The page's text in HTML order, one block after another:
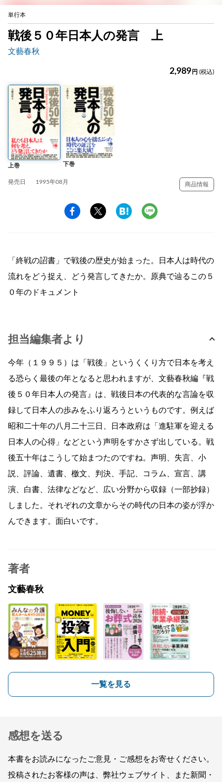
単行本
戦後５０年日本人の発言 上
文藝春秋
2,989 円 (税込)
上巻 下巻
発売日 1995年08月 商品情報
「終戦の詔書」で戦後の歴史が始まった。日本人は時代の
流れをどう捉え、どう発言してきたか。原典で辿るこの５
０年のドキュメント
担当編集者より
今年（１９９５）は「戦後」というくくり方で日本を考え
る恐らく最後の年となると思われますが、文藝春秋編『戦
後５０年日本人の発言』は、戦後日本の代表的な言論を収
録して日本人の歩みをふり返ろうというものです。例えば
昭和二十年の八月二十三日、日本政府は「進駐軍を迎える
日本人の心得」などという声明をすかさず出している。戦
後五十年はこうして始まつたのですね。声明、失言、小
説、評論、遺書、檄文、判決、手記、コラム、宣言、講
演、白書、法律などなど、広い分野から収録（一部抄録）
しました。それぞれの文章からその時代の日本の姿が浮か
んできます。面白いです。
著者
文藝春秋
一覧を見る
感想を送る
本書をお読みになったご意見・ご感想をお寄せください。
投稿されたお客様の声は、弊社ウェブサイト、また新聞・